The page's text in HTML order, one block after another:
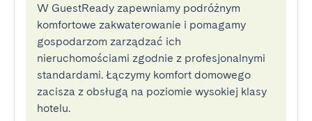
W GuestReady zapewniamy podróżnym
komfortowe zakwaterowanie i pomagamy
gospodarzom zarządzać ich
nieruchomościami zgodnie z profesjonalnymi
standardami. Łączymy komfort domowego
zacisza z obsługą na poziomie wysokiej klasy
hotelu.